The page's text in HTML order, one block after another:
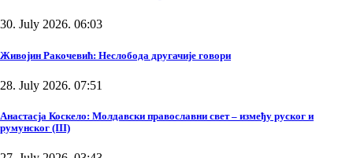
30. July 2026. 06:03
Живојин Ракочевић: Неслобода другачије говори
28. July 2026. 07:51
Анастасја Коскело: Молдавски православни свет – између руског и
румунског (III)